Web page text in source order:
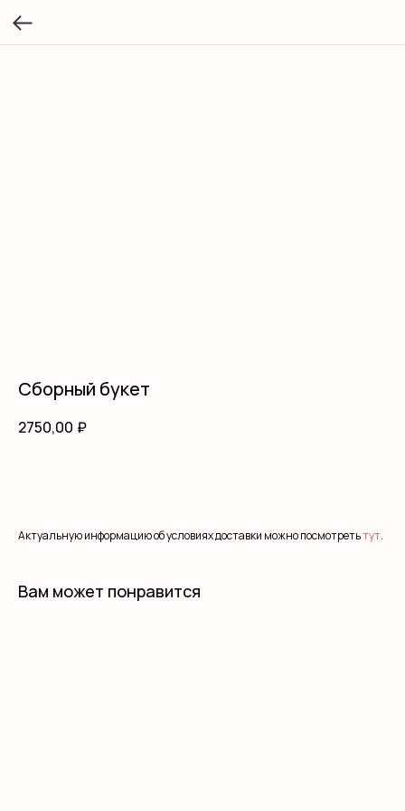
Сборный букет
2750,00 ₽
Актуальную информацию об условиях доставки можно посмотретьтут.
Вам может понравится